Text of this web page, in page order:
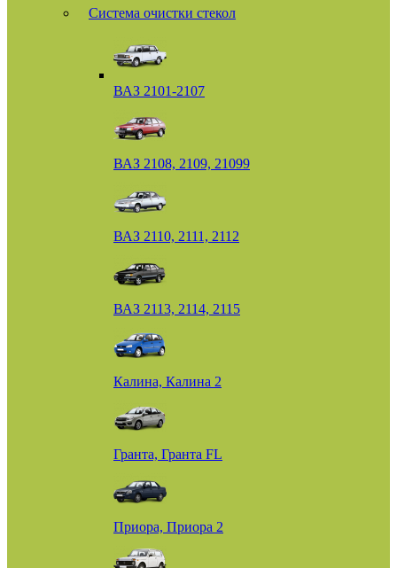
Система очистки стекол
ВАЗ 2101-2107
ВАЗ 2108, 2109, 21099
ВАЗ 2110, 2111, 2112
ВАЗ 2113, 2114, 2115
Калина, Калина 2
Гранта, Гранта FL
Приора, Приора 2